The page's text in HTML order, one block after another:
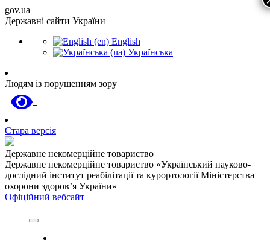
gov.ua
Державні сайти України
English
Українська
Людям із порушенням зору
Стара версія
Державне некомерційне товариство
Державне некомерційне товариство «Український науково-
дослідний інститут реабілітації та курортології Міністерства
охорони здоров’я України»
Офіційний вебсайт